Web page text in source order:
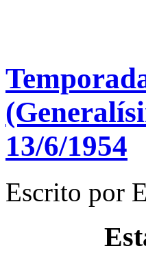
13/6/1954
Escrito por